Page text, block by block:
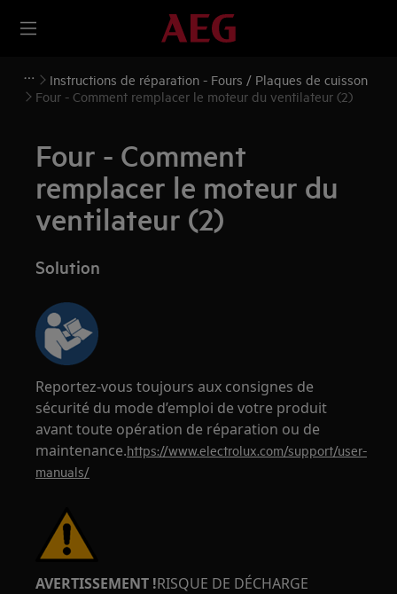
Instructions de réparation - Fours / Plaques de cuisson
Four - Comment remplacer le moteur du ventilateur (2)
Four - Comment
remplacer le moteur du
ventilateur (2)
Solution
Reportez-vous toujours aux consignes de
sécurité du mode d’emploi de votre produit
avant toute opération de réparation ou de
maintenance.https://www.electrolux.com/support/user-
manuals/
AVERTISSEMENT !RISQUE DE DÉCHARGE